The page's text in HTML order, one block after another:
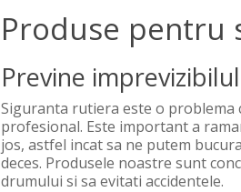
Produse pentru
Previne imprevizibilul
Siguranta rutiera este o problema
profesional. Este important a
jos, astfel incat sa ne putem
deces. Produsele noastre sunt
drumului si sa evitati accidentele.